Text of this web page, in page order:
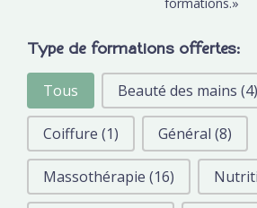
Type de formations offertes:
Tous Beauté des mains (4)
Coiffure (1) Général (8)
Massothérapie (16)